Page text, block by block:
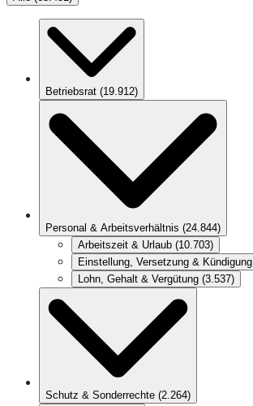
Betriebsrat (19.912)
Personal & Arbeitsverhältnis (24.844)
Arbeitszeit & Urlaub (10.703)
Einstellung, Versetzung & Kündigung
Lohn, Gehalt & Vergütung (3.537)
Schutz & Sonderrechte (2.264)